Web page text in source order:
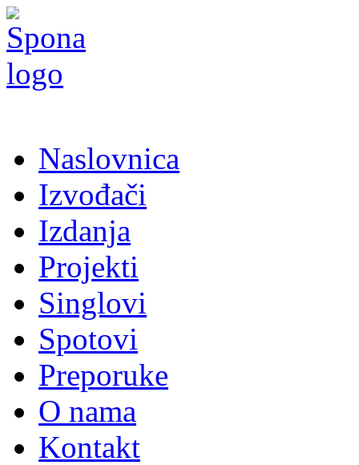
Naslovnica
Izvođači
Izdanja
Projekti
Singlovi
Spotovi
Preporuke
O nama
Kontakt